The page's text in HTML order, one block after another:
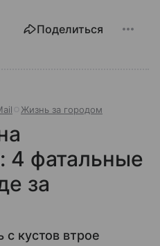
Поделиться
Жизнь за городом
4 фатальные
за
с кустов втрое